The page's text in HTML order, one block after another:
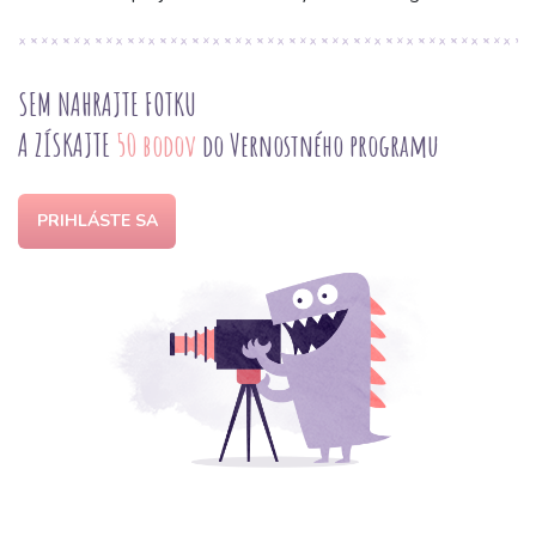
SEM NAHRAJTE FOTKU
A ZÍSKAJTE 50 bodov do Vernostného programu
PRIHLÁSTE SA